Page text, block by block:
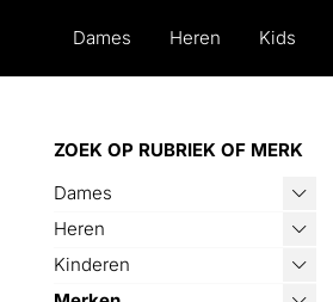
Dames Heren Kids
ZOEK OP RUBRIEK OF MERK
Dames
Heren
Kinderen